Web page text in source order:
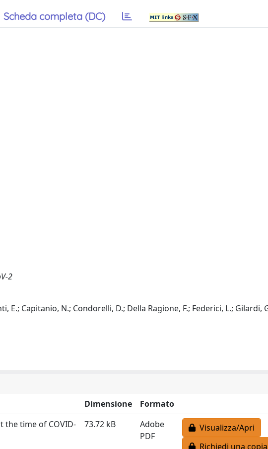
Scheda completa (DC)
2
E.; Capitanio, N.; Condorelli, D.; Della Ragione, F.; Federici, L.; Gilardi,
Dimensione
Formato
the time of COVID‐
73.72 kB
Adobe
PDF
Visualizza/Apri
Richiedi una copia